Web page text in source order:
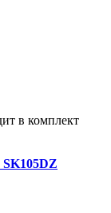
в комплект